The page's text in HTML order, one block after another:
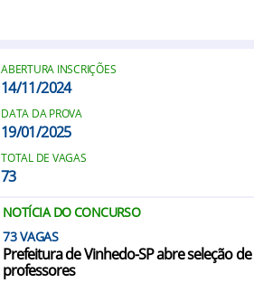
ABERTURA INSCRIÇÕES
14/11/2024
DATA DA PROVA
19/01/2025
TOTAL DE VAGAS
73
NOTÍCIA DO CONCURSO
73
Prefeitura de Vinhedo-SP abre seleção de
professores